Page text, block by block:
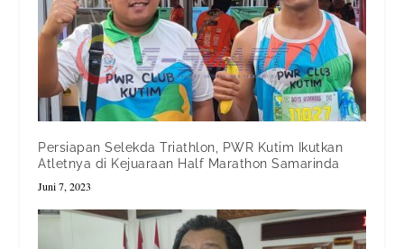
Persiapan Selekda Triathlon, PWR Kutim Ikutkan
Atletnya di Kejuaraan Half Marathon Samarinda
Juni 7, 2023